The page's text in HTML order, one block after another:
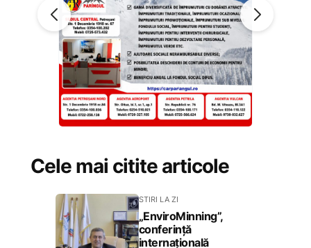
Cele mai citite articole
STIRI LA ZI
„EnviroMinning”,
conferință
internațională